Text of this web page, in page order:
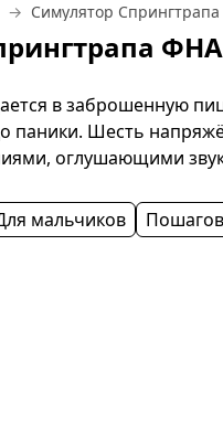
Симулятор
в заброшенную
паники. Шесть
оглушающими
мальчиков